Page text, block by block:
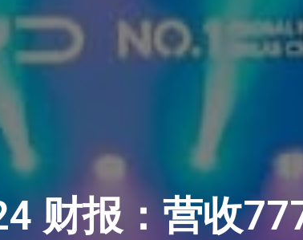
财报：营收